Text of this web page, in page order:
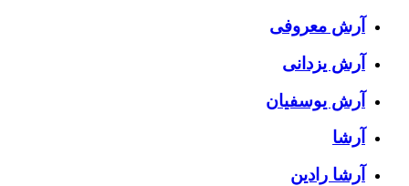
آرش معروفی
آرش یزدانی
آرش یوسفیان
آرشا
آرشا رادین